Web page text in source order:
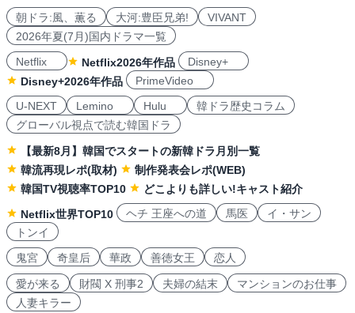
朝ドラ:風、薫る 大河:豊臣兄弟!
VIVANT
2026年夏(7月)国内ドラマ一覧
Netflix
Netflix2026年作品
Disney+
Disney+2026年作品
PrimeVideo
U-NEXT
Lemino Hulu
韓ドラ歴史コラム
グローバル視点で読む韓国ドラ
【最新8月】韓国でスタートの新韓ドラ月別一覧
韓流再現レポ(取材)
制作発表会レポ(WEB)
韓国TV視聴率TOP10
どこよりも詳しい!キャスト紹介
Netflix世界TOP10
ヘチ 王座への道 馬医
イ・サン
トンイ
鬼宮
奇皇后 華政 善徳女王 恋人
愛が来る 財閥 X 刑事2 夫婦の結末
マンションのお仕事
人妻キラー